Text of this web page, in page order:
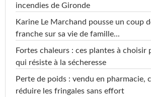
incendies de Gironde
Karine Le Marchand pousse un coup
franche sur sa vie de famille...
Fortes chaleurs : ces plantes à choisir
qui résiste à la sécheresse
Perte de poids : vendu en pharmacie,
réduire les fringales sans effort